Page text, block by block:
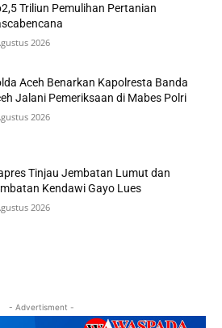
Triliun Pemulihan Pertanian
2026
Aceh Benarkan Kapolresta Banda
Jalani Pemeriksaan di Mabes Polri
2026
Tinjau Jembatan Lumut dan
Kendawi Gayo Lues
2026
- Advertisment -